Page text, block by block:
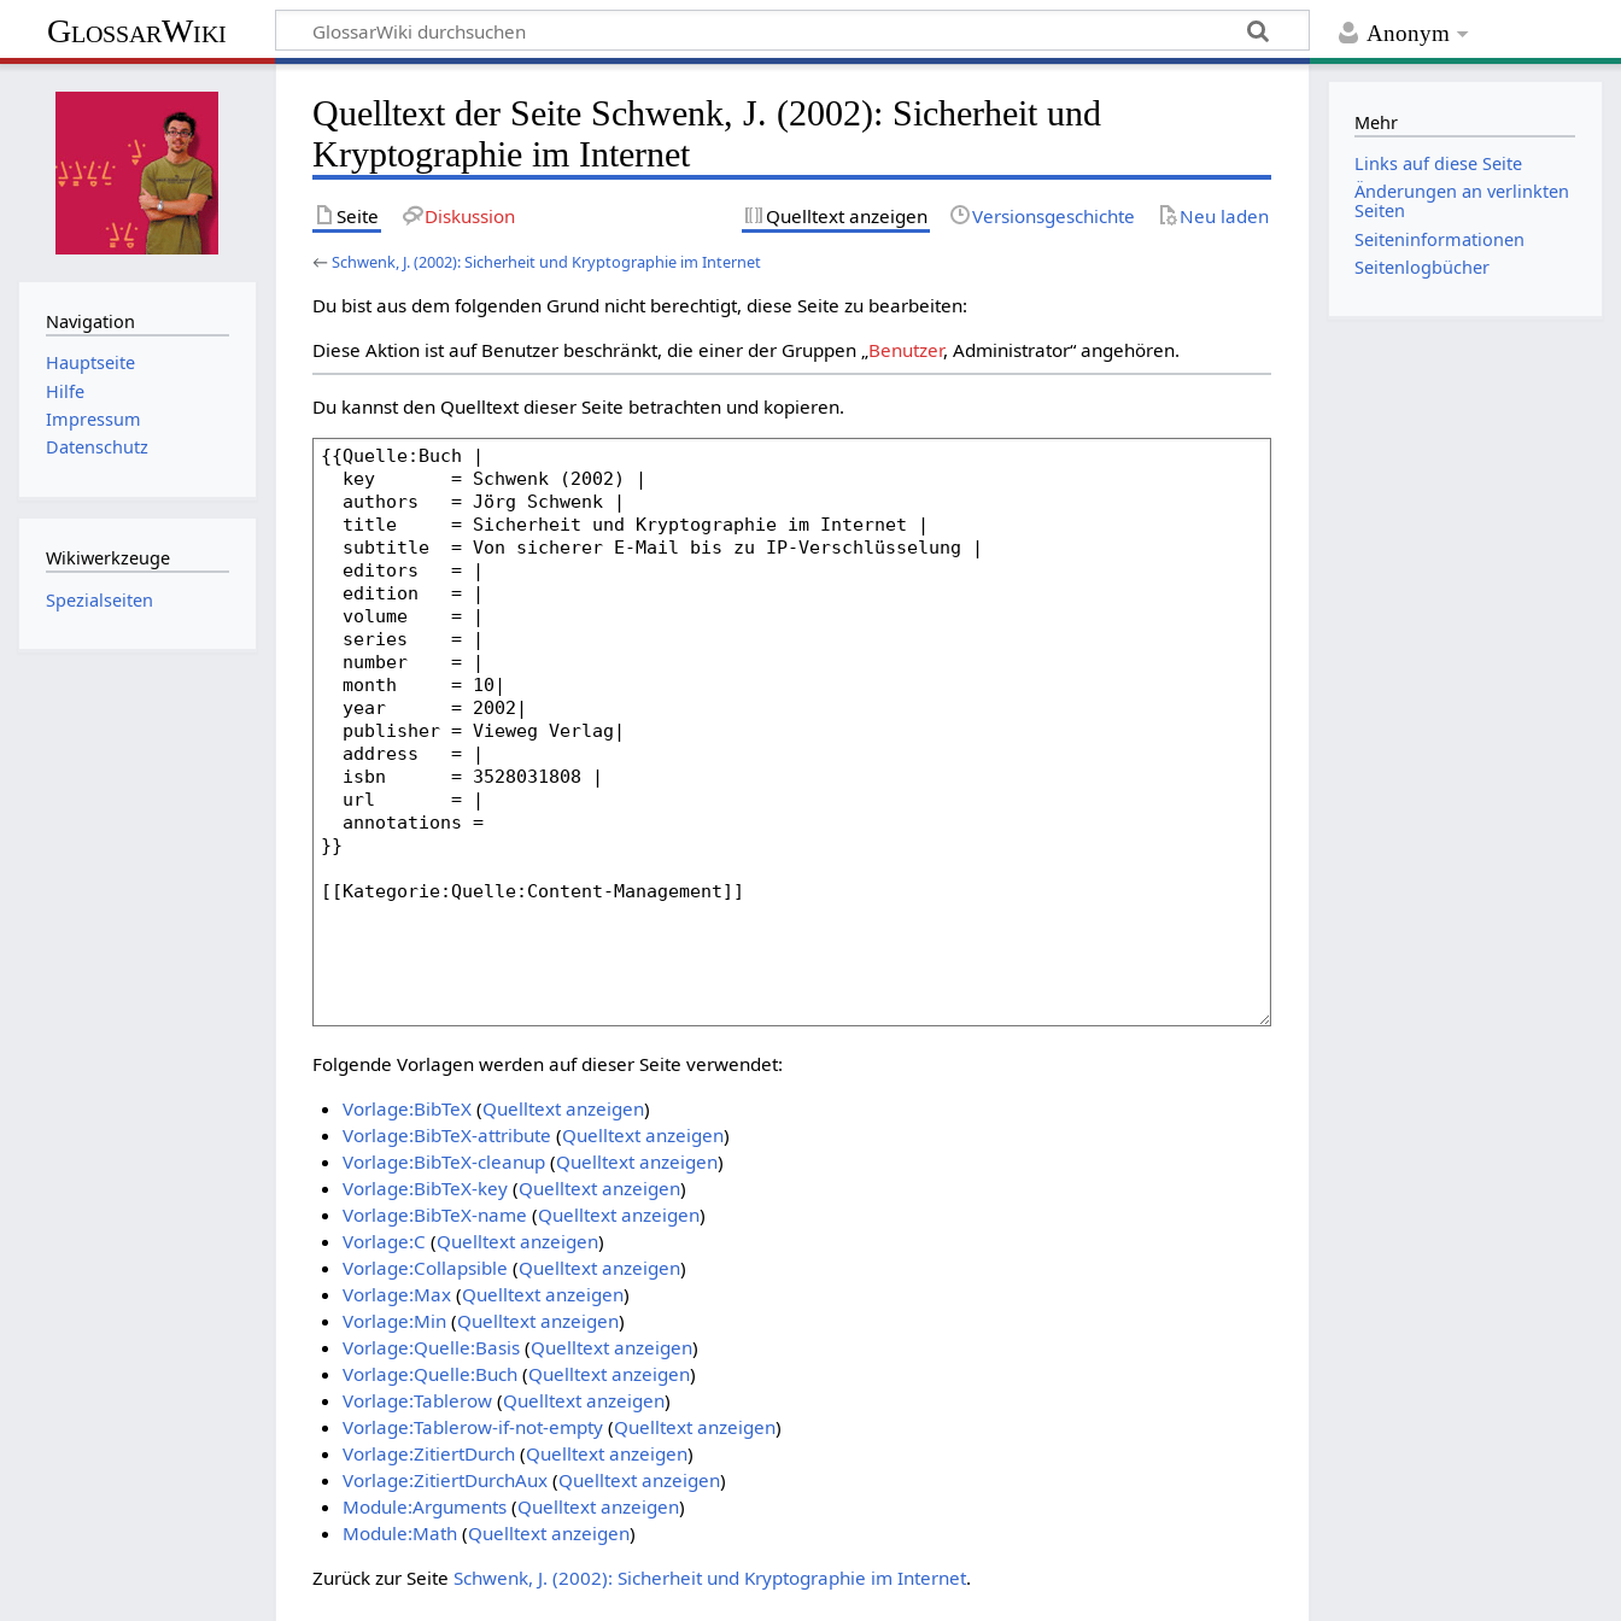
Anonym
GlossarWiki
Quelltext der Seite Schwenk, J. (2002): Sicherheit und
Kryptographie im Internet
Seite Diskussion Quelltext anzeigen Versionsgeschichte Neu laden
←Schwenk, J. (2002): Sicherheit und Kryptographie im Internet
Du bist aus dem folgenden Grund nicht berechtigt, diese Seite zu bearbeiten:
Diese Aktion ist auf Benutzer beschränkt, die einer der Gruppen „Benutzer, Administrator“ angehören.
Du kannst den Quelltext dieser Seite betrachten und kopieren.
Folgende Vorlagen werden auf dieser Seite verwendet:
Vorlage:BibTeX(Quelltext anzeigen)
Vorlage:BibTeX-attribute (Quelltext anzeigen)
Vorlage:BibTeX-cleanup(Quelltext anzeigen)
Vorlage:BibTeX-key(Quelltext anzeigen)
Vorlage:BibTeX-name (Quelltext anzeigen)
Vorlage:C (Quelltext anzeigen)
Vorlage:Collapsible (Quelltext anzeigen)
Vorlage:Max(Quelltext anzeigen)
Vorlage:Min(Quelltext anzeigen)
Vorlage:Quelle:Basis(Quelltext anzeigen)
Vorlage:Quelle:Buch(Quelltext anzeigen)
Vorlage:Tablerow(Quelltext anzeigen)
Vorlage:Tablerow-if-not-empty(Quelltext anzeigen)
Vorlage:ZitiertDurch(Quelltext anzeigen)
Vorlage:ZitiertDurchAux(Quelltext anzeigen)
Module:Arguments(Quelltext anzeigen)
Module:Math(Quelltext anzeigen)
Zurück zur SeiteSchwenk, J. (2002): Sicherheit und Kryptographie im Internet.
Navigation
Hauptseite
Hilfe
Impressum
Datenschutz
Wikiwerkzeuge
Spezialseiten
Mehr
Links auf diese Seite
Änderungen an verlinkten
Seiten
Seiten­­informationen
Seitenlogbücher